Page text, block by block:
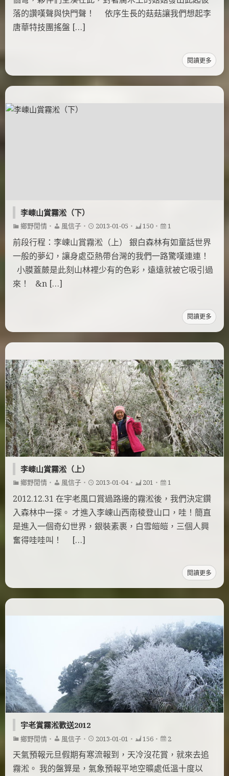
落的讚嘆聲與快門聲！ 依序生長的菇菇讓我們想起李
唐華特技團搖盤 […]
閱讀更多
李崠山賞霧淞（下）
鄉野閒情 ・ 風信子 ・ 2013-01-05 ・ 150 ・ 1
前段行程：李崠山賞霧淞（上） 銀白森林有如童話世界
一般的夢幻，讓身處亞熱帶台灣的我們一路驚嘆連連！
小膜蓋蕨是此刻山林裡少有的色彩，遠遠就被它吸引過
來！ &n […]
閱讀更多
李崠山賞霧淞（上）
鄉野閒情 ・ 風信子 ・ 2013-01-04・ 201 ・ 1
2012.12.31 在宇老風口賞過路邊的霧淞後，我們決定鑽
入森林中一探。 才進入李崠山西南稜登山口，哇！簡直
是進入一個奇幻世界，銀裝素裹，白雪皚皚，三個人興
奮得哇哇叫！ […]
閱讀更多
宇老賞霧淞歡送2012
鄉野閒情 ・ 風信子 ・ 2013-01-01 ・ 156 ・ 2
天氣預報元旦假期有寒流報到，天冷沒花賞，就來去追
霧淞。 我的盤算是，氣象預報平地空曠處低溫十度以